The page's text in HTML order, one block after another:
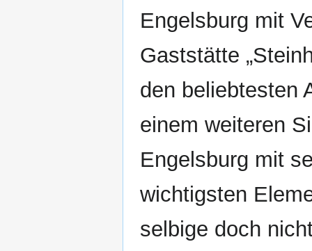
Engelsburg mit
Gaststätte
den beliebtesten
einem weiteren
Engelsburg mit
wichtigsten
selbige doch